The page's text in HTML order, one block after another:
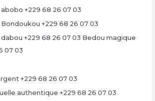
+229 68 26 07 03
+229 68 26 07 03
+229 68 26 07 03 Bedou magique
07 03
+229 68 26 07 03
authentique +229 68 26 07 03